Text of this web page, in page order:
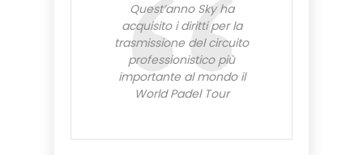
Quest’anno Sky ha
acquisito i diritti per la
trasmissione del circuito
professionistico più
importante al mondo il
World Padel Tour